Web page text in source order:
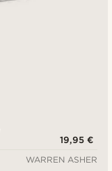
19,95 €
WARREN ASHER